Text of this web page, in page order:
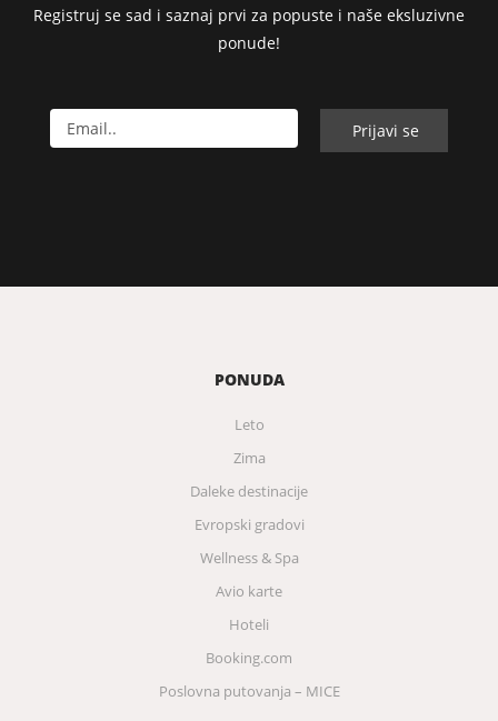
Registruj se sad i saznaj prvi za popuste i naše eksluzivne
ponude!
PONUDA
Leto
Zima
Daleke destinacije
Evropski gradovi
Wellness & Spa
Avio karte
Hoteli
Booking.com
Poslovna putovanja – MICE